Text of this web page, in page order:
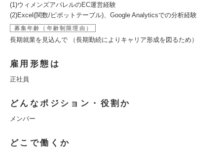
(1)ウィメンズアパレルのEC運営経験
(2)Excel(関数/ピボットテーブル)、Google Analyticsでの分析経験
募集年齢（年齢制限理由）
長期就業を見込んで （長期勤続によりキャリア形成を図るため）
雇用形態は
正社員
どんなポジション・役割か
メンバー
どこで働くか